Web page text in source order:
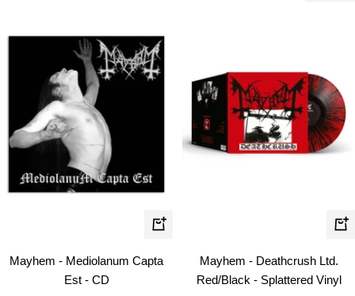
In
Warenkorb
Mayhem - Mediolanum Capta
Est - CD
In
Mayhem - Deathcrush Ltd.
Red/Black - Splattered Vinyl